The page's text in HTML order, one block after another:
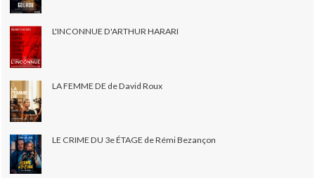
L'INCONNUE D'ARTHUR HARARI
LA FEMME DE de David Roux
LE CRIME DU 3e ÉTAGE de Rémi Bezançon